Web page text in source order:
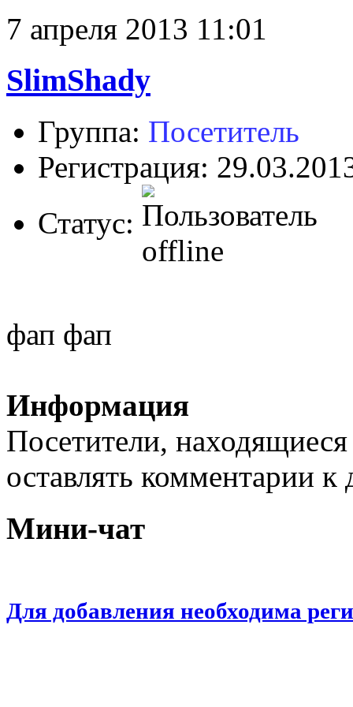
7 апреля 2013 11:01
SlimShady
Группа: Посетитель
Регистрация:
Статус:
фап фап
Информация
Посетители,
оставлять комментарии
Мини-чат
Для добавления необходима